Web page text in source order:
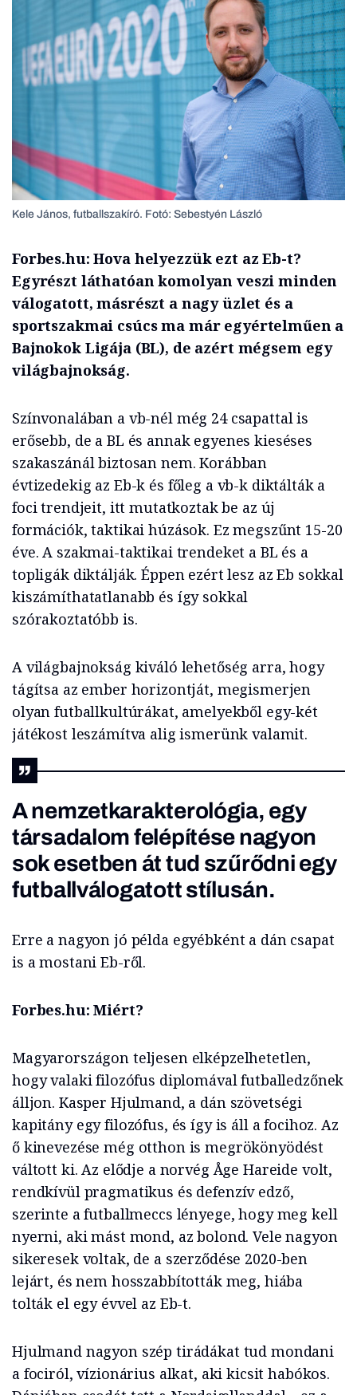
Kele János, futballszakíró. Fotó: Sebestyén László
Forbes.hu: Hova helyezzük ezt az Eb-t?
Egyrészt láthatóan komolyan veszi minden
válogatott, másrészt a nagy üzlet és a
sportszakmai csúcs ma már egyértelműen a
Bajnokok Ligája (BL), de azért mégsem egy
világbajnokság.
Színvonalában a vb-nél még 24 csapattal is
erősebb, de a BL és annak egyenes kieséses
szakaszánál biztosan nem. Korábban
évtizedekig az Eb-k és főleg a vb-k diktálták a
foci trendjeit, itt mutatkoztak be az új
formációk, taktikai húzások. Ez megszűnt 15-20
éve. A szakmai-taktikai trendeket a BL és a
topligák diktálják. Éppen ezért lesz az Eb sokkal
kiszámíthatatlanabb és így sokkal
szórakoztatóbb is.
A világbajnokság kiváló lehetőség arra, hogy
tágítsa az ember horizontját, megismerjen
olyan futballkultúrákat, amelyekből egy-két
játékost leszámítva alig ismerünk valamit.
A nemzetkarakterológia, egy
társadalom felépítése nagyon
sok esetben át tud szűrődni egy
futballválogatott stílusán.
Erre a nagyon jó példa egyébként a dán csapat
is a mostani Eb-ről.
Forbes.hu: Miért?
Magyarországon teljesen elképzelhetetlen,
hogy valaki filozófus diplomával futballedzőnek
álljon. Kasper Hjulmand, a dán szövetségi
kapitány egy filozófus, és így is áll a focihoz. Az
ő kinevezése még otthon is megrökönyödést
váltott ki. Az elődje a norvég Åge Hareide volt,
rendkívül pragmatikus és defenzív edző,
szerinte a futballmeccs lényege, hogy meg kell
nyerni, aki mást mond, az bolond. Vele nagyon
sikeresek voltak, de a szerződése 2020-ben
lejárt, és nem hosszabbították meg, hiába
tolták el egy évvel az Eb-t.
Hjulmand nagyon szép tirádákat tud mondani
a fociról, vízionárius alkat, aki kicsit habókos.